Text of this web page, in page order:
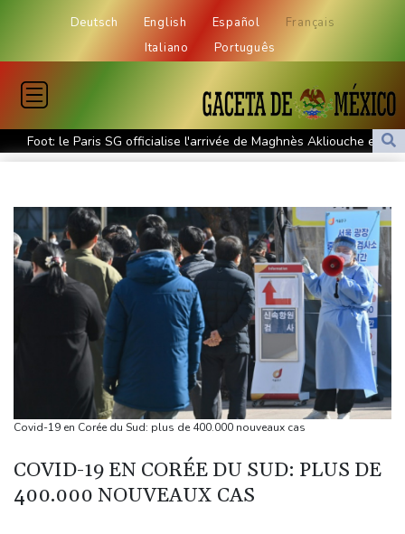
Deutsch English Español
Français
Italiano
Português
Foot: le Paris SG officialise l'arrivée de Maghnès Akliouche en
provenance de Monaco
avec Manchester City
Tour de France femmes: Kim Le Court remporte la 6e étape,
Marlen Reusser reste maillot jaune
La Bourse de Paris reste perchée sur ses niveaux records
Les Bourses mondiales suspendues au Moyen-Orient, records en
Europe
L'américain Apollo remporte la bataille pour racheter EasyJet
Foot: le Real Madrid s'offre la pépite ivoirienne Yan Diomandé
Vanessa Paradis annonce sa séparation d'avec Samuel
Hantavirus : un touriste ayant transité en France testé positif,
aujourd'hui isolé en Espagne (gouvernement français)
Covid-19 en Corée du Sud: plus de 400.000 nouveaux cas
COVID-19 EN CORÉE DU SUD: PLUS DE
400.000 NOUVEAUX CAS